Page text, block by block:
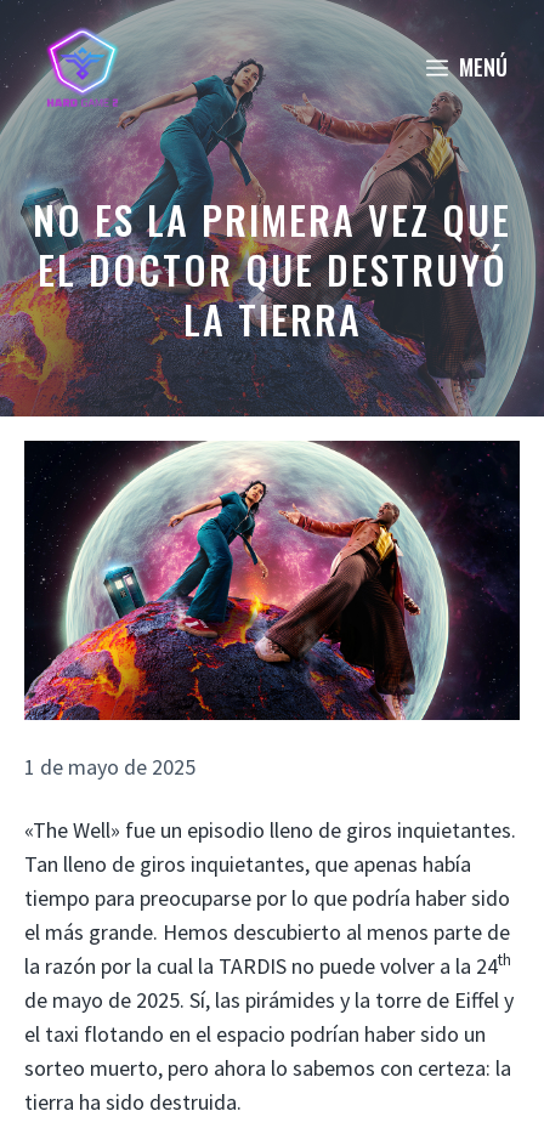
Saltar
contenido
MENÚ
NO ES LA PRIMERA VEZ QUE
EL DOCTOR QUE DESTRUYÓ
LA TIERRA
1 de mayo de 2025
«The Well» fue un episodio lleno de giros inquietantes.
Tan lleno de giros inquietantes, que apenas había
tiempo para preocuparse por lo que podría haber sido
el más grande. Hemos descubierto al menos parte de
la razón por la cual la TARDIS no puede volver a la 24th
de mayo de 2025. Sí, las pirámides y la torre de Eiffel y
el taxi flotando en el espacio podrían haber sido un
sorteo muerto, pero ahora lo sabemos con certeza: la
tierra ha sido destruida.